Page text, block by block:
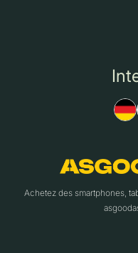
Achetez des smartphones,